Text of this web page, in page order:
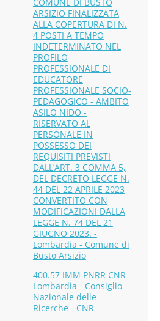
ARSIZIO FINALIZZATA
ALLA COPERTURA DI N.
4 POSTI A TEMPO
INDETERMINATO NEL
PROFILO
PROFESSIONALE DI
EDUCATORE
PROFESSIONALE SOCIO-
PEDAGOGICO - AMBITO
ASILO NIDO -
RISERVATO AL
PERSONALE IN
POSSESSO DEI
REQUISITI PREVISTI
DALL’ART. 3 COMMA 5,
DEL DECRETO LEGGE N.
44 DEL 22 APRILE 2023
CONVERTITO CON
MODIFICAZIONI DALLA
LEGGE N. 74 DEL 21
GIUGNO 2023. -
Lombardia - Comune di
Busto Arsizio
400.57 IMM PNRR CNR -
Lombardia - Consiglio
Nazionale delle
Ricerche - CNR